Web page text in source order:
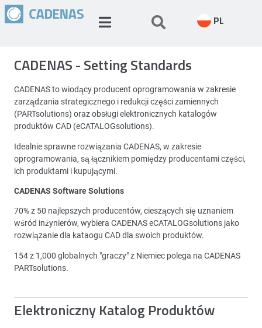
PL
CADENAS - Setting Standards
CADENAS to wiodący producent oprogramowania w zakresie
zarządzania strategicznego i redukcji części zamiennych
(PARTsolutions) oraz obsługi elektronicznych katalogów
produktów CAD (eCATALOGsolutions).
Idealnie sprawne rozwiązania CADENAS, w zakresie
oprogramowania, są łącznikiem pomiędzy producentami części,
ich produktami i kupującymi.
CADENAS Software Solutions
70% z 50 najlepszych producentów, cieszących się uznaniem
wśród inżynierów, wybiera CADENAS eCATALOGsolutions jako
rozwiązanie dla kataogu CAD dla swoich produktów.
154 z 1,000 globalnych "graczy" z Niemiec polega na CADENAS
PARTsolutions.
Elektroniczny Katalog Produktów